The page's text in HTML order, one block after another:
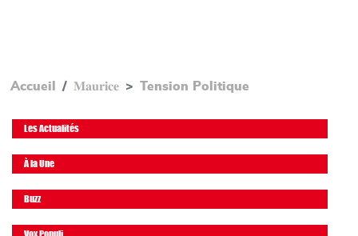
Accueil 𝐌𝐚𝐮𝐫𝐢𝐜𝐞 Tension Politique
Les Actualités
À la Une
Buzz